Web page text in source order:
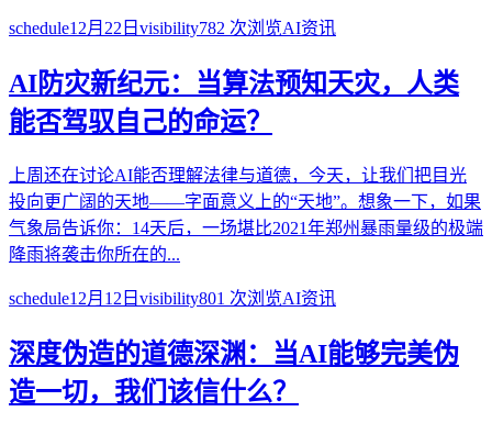
schedule12月22日 visibility782 次浏览AI资讯
AI防灾新纪元：当算法预知天灾，人类
能否驾驭自己的命运？
上周还在讨论AI能否理解法律与道德，今天，让我们把目光
投向更广阔的天地——字面意义上的“天地”。想象一下，如果
气象局告诉你：14天后，一场堪比2021年郑州暴雨量级的极端
降雨将袭击你所在的...
schedule12月12日 visibility801 次浏览AI资讯
深度伪造的道德深渊：当AI能够完美伪
造一切，我们该信什么？